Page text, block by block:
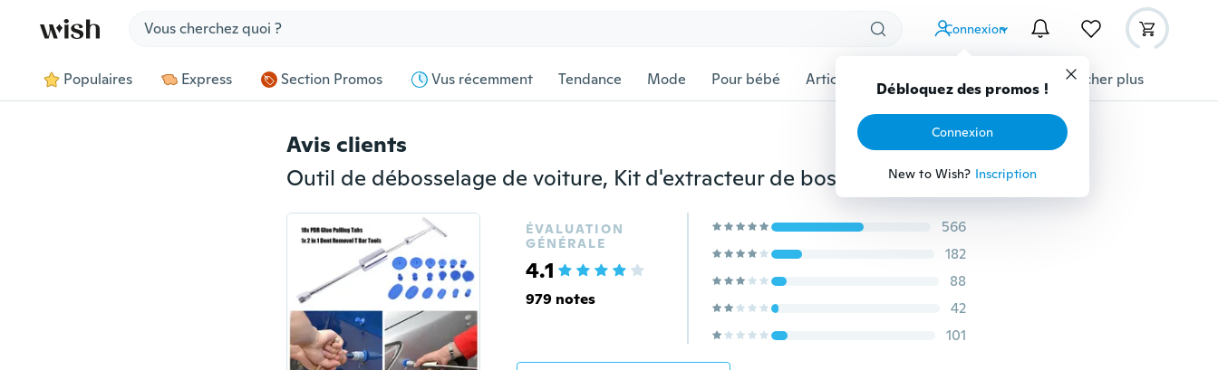
Connexion
Débloquez des promos !
Connexion
New to Wish? Inscription
Populaires Express Section Promos Vus récemment Tendance Mode Pour bébé Articles pour animaux domestiques Afficher plus
Avis clients
Outil de débosselage de voiture, Kit d'extracteur de bosses de réparation de bosses sans peinture, outils de marteau coulissant avec 18 onglets bleus épaissis pour le débosselage de carrosserie automobile DIY
ÉVALUATION
GÉNÉRALE
4.1
979 notes
566
182
88
42
101